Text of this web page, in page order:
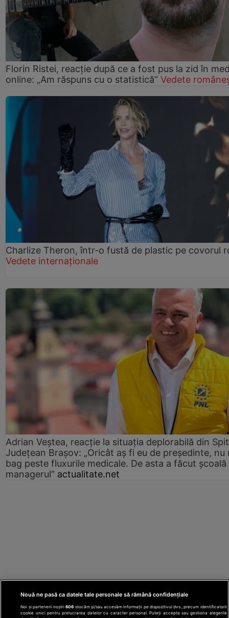
Florin Ristei, reacție după ce a fost pus la zid în
online: „Am răspuns cu o statistică” Vedete
Charlize Theron, într-o fustă de plastic pe covorul
Vedete internaționale
Adrian Veștea, reacție la situația deplorabilă din
Județean Brașov: „Oricât aș fi eu de președinte, nu
bag peste fluxurile medicale. De asta a făcut școală
managerul” actualitate.net
Nouă ne pasă ca datele tale personale să rămână confidențiale
Noi și partenerii noștri606 stocăm și/sau accesăm informații pe dispozitivul dvs., precum identificatorii
cookie unici pentru prelucrarea datelor cu caracter personal. Puteți accepta sau gestiona alegerile